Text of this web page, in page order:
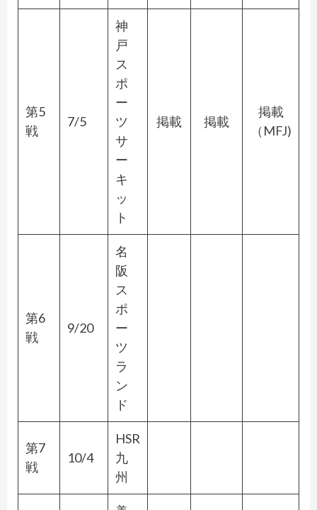
第5
戦
7/5
神
戸
ス
ポ
ー
ツ
サ
ー
キ
ッ
ト
掲載 掲載
掲載
（MFJ)
第6
戦
9/20
名
阪
ス
ポ
ー
ツ
ラ
ン
ド
第7
戦
10/4
HSR
九
州